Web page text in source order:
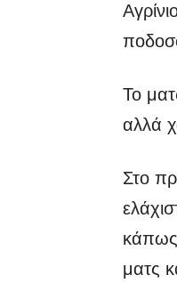
Το
αλλά
Στο
κάπως
ματς